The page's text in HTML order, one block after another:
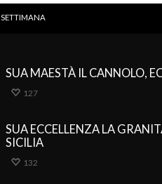
SETTIMANA
SUA MAESTÀ IL CANNOLO,
127
SUA ECCELLENZA LA
SICILIA
132